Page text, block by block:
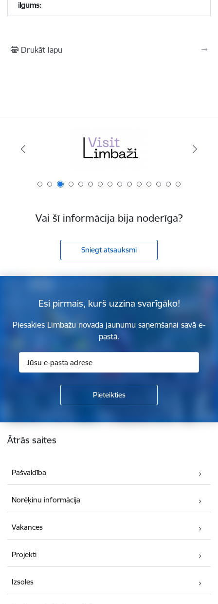
Drukāt lapu
Vai šī informācija bija noderīga?
Sniegt atsauksmi
Esi pirmais, kurš uzzina svarīgāko!
Piesakies Limbažu novada jaunumu saņemšanai savā e-
pastā.
Kājene
Ātrās saites
Pašvaldība
Norēķinu informācija
Vakances
Projekti
Izsoles